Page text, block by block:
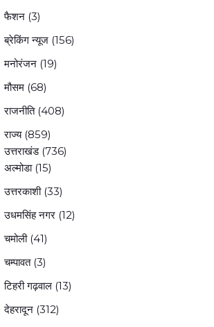
फैशन (3)
ब्रेकिंग न्यूज (156)
मनोरंजन (19)
मौसम (68)
राजनीति(408)
राज्य(859)
उत्तराखंड(736)
अल्मोडा(15)
उत्तरकाशी(33)
उधमसिंह नगर (12)
चमोली(41)
चम्पावत(3)
टिहरी गढ़वाल (13)
देहरादून (312)